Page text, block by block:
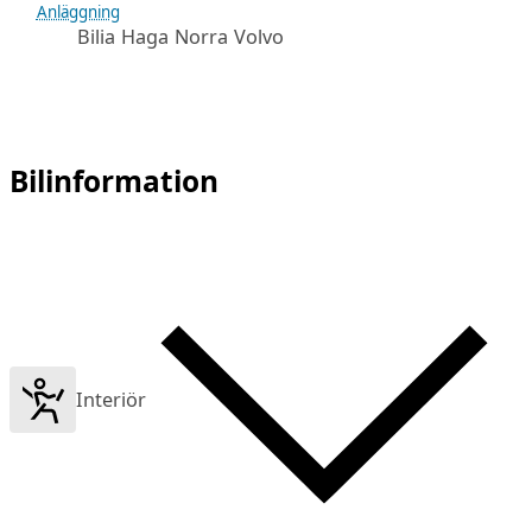
Anläggning
Bilia Haga Norra Volvo
Bilinformation
Interiör